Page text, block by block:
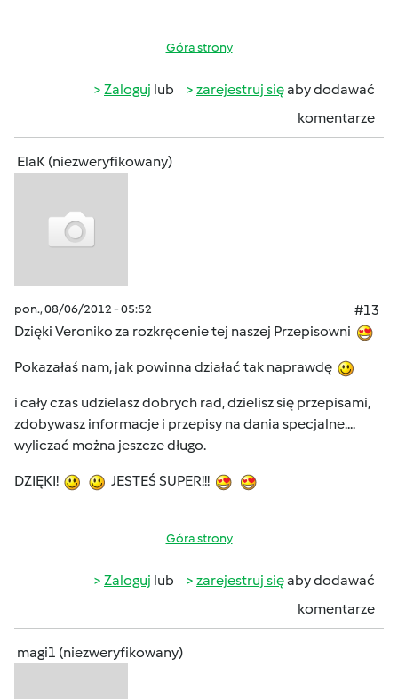
Góra strony
Zaloguj lub zarejestruj sięaby dodawać
komentarze
ElaK (niezweryfikowany)
pon., 08/06/2012 - 05:52
#13
Dzięki Veroniko za rozkręcenie tej naszej Przepisowni
Pokazałaś nam, jak powinna działać tak naprawdę
i cały czas udzielasz dobrych rad, dzielisz się przepisami,
zdobywasz informacje i przepisy na dania specjalne....
wyliczać można jeszcze długo.
DZIĘKI! JESTEŚ SUPER!!!
Góra strony
Zaloguj lub zarejestruj sięaby dodawać
komentarze
magi1 (niezweryfikowany)